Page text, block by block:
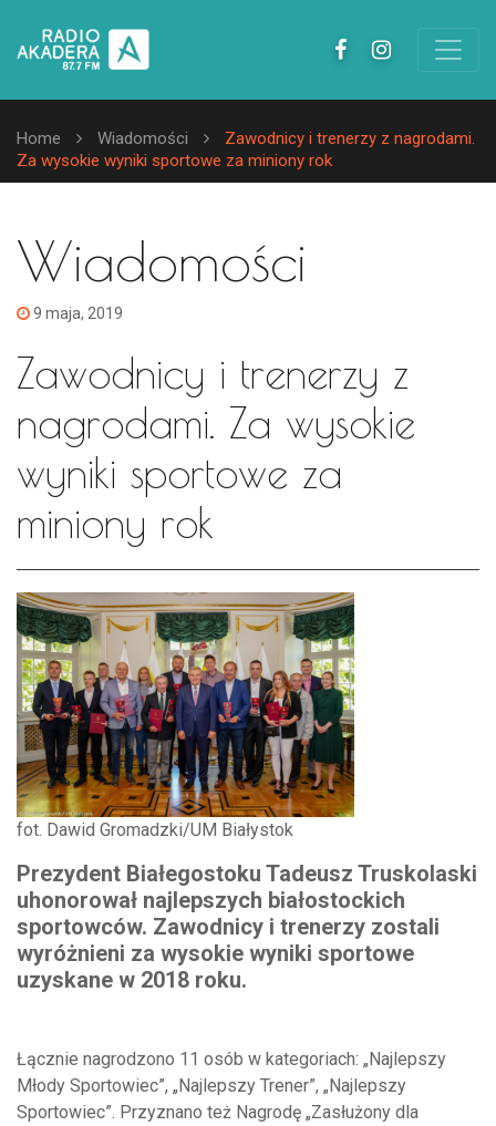
Home Wiadomości
Zawodnicy i trenerzy z nagrodami.
Za wysokie wyniki sportowe za miniony rok
Wiadomości
9 maja, 2019
Zawodnicy i trenerzy z
nagrodami. Za wysokie
wyniki sportowe za
miniony rok
fot. Dawid Gromadzki/UM Białystok
Prezydent Białegostoku Tadeusz Truskolaski
uhonorował najlepszych białostockich
sportowców. Zawodnicy i trenerzy zostali
wyróżnieni za wysokie wyniki sportowe
uzyskane w 2018 roku.
Łącznie nagrodzono 11 osób w kategoriach: „Najlepszy
Młody Sportowiec”, „Najlepszy Trener”, „Najlepszy
Sportowiec”. Przyznano też Nagrodę „Zasłużony dla